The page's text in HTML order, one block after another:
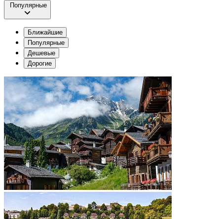
Популярные
Ближайшие
Популярные
Дешевые
Дорогие